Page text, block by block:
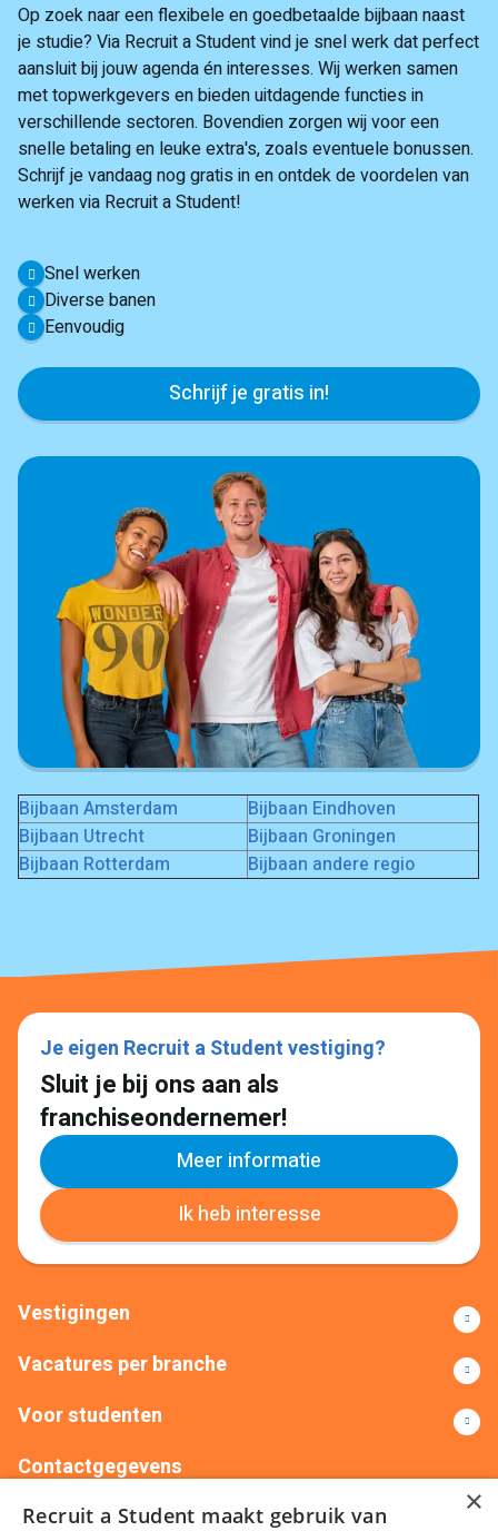
Op zoek naar een flexibele en goedbetaalde bijbaan naast
je studie? Via Recruit a Student vind je snel werk dat perfect
aansluit bij jouw agenda én interesses. Wij werken samen
met topwerkgevers en bieden uitdagende functies in
verschillende sectoren. Bovendien zorgen wij voor een
snelle betaling en leuke extra's, zoals eventuele bonussen.
Schrijf je vandaag nog gratis in en ontdek de voordelen van
werken via Recruit a Student!
Snel werken
Diverse banen
Eenvoudig
Schrijf je gratis in!
Bijbaan Amsterdam
Bijbaan Eindhoven
Bijbaan Utrecht
Bijbaan Groningen
Bijbaan Rotterdam
Bijbaan andere regio
Je eigen Recruit a Student vestiging?
Sluit je bij ons aan als
franchiseondernemer!
Meer informatie
Ik heb interesse
Vestigingen
Vacatures per branche
Voor studenten
Contactgegevens
+31(0)88 522 00 76 info@recruitastudent.nl ×
Recruit a Student maakt gebruik van